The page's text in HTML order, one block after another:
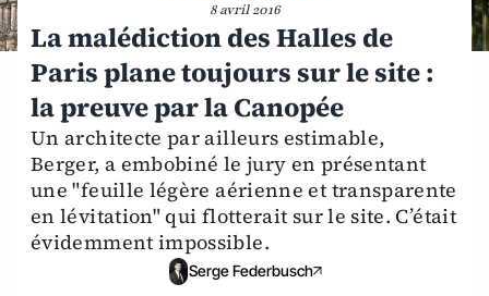
8 avril 2016
La malédiction des Halles de
Paris plane toujours sur le site :
la preuve par la Canopée
Un architecte par ailleurs estimable,
Berger, a embobiné le jury en présentant
une "feuille légère aérienne et transparente
en lévitation" qui flotterait sur le site. C’était
évidemment impossible.
Serge Federbusch